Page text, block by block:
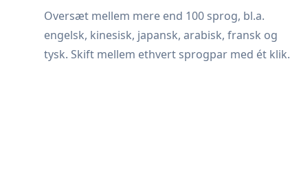
Oversæt mellem mere end 100 sprog, bl.a.
engelsk, kinesisk, japansk, arabisk, fransk og
tysk. Skift mellem ethvert sprogpar med ét klik.